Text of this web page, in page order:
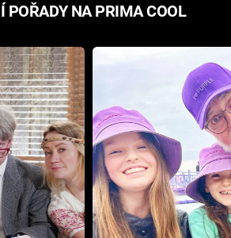
POŘADY NA PRIMA COOL